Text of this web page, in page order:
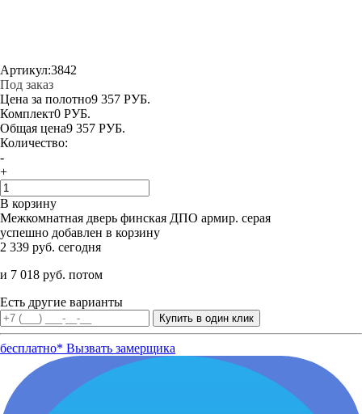
Артикул:3842
Под заказ
Цена за полотно9 357 РУБ.
Комплект0 РУБ.
Общая цена9 357 РУБ.
Количество:
-
+
В корзину
Межкомнатная дверь финская ДПО армир. серая
успешно добавлен в корзину
2 339 руб. сегодня
и 7 018 руб. потом
Есть другие варианты
бесплатно* Вызвать замерщика